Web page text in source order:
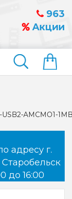
963
Акции
Найти
AMCMO1-
адресу г.
Старобельск
до 16:00